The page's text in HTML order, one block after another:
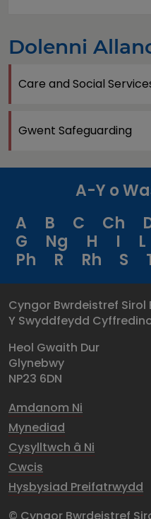
Dolenni
Care and Social
Gwent Safeguarding
A-Y o
A
B C Ch
G
Ng H I L
Ph
R Rh S
Cyngor Bwrdeistref Sirol
Y Swyddfeydd
Heol Gwaith Dur
Glynebwy
NP23 6DN
Amdanom Ni
Mynediad
Cysylltwch â Ni
Cwcis
Hysbysiad Preifatrwydd